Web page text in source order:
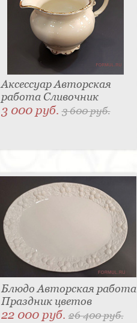
Аксессуар Авторская
работа Сливочник
3 000 руб.3 600 руб.
Блюдо Авторская работа
Праздник цветов
22 000 руб.26 400 руб.